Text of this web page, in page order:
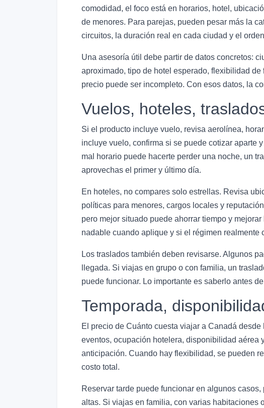
comodidad, el foco está en horarios, hotel,
de menores. Para parejas, pueden pesar más la
circuitos, la duración real en cada ciudad y el
Una asesoría útil debe partir de datos concretos:
aproximado, tipo de hotel esperado, flexibilidad
precio puede ser incompleto. Con esos datos, la
Vuelos, hoteles,
Si el producto incluye vuelo, revisa aerolínea,
incluye vuelo, confirma si se puede cotizar aparte
mal horario puede hacerte perder una noche, un
aprovechas el primer y último día.
En hoteles, no compares solo estrellas. Revisa
políticas para menores, cargos locales y
pero mejor situado puede ahorrar tiempo y
nadable cuando aplique y si el régimen realmente
Los traslados también deben revisarse. Algunos
llegada. Si viajas en grupo o con familia, un
puede funcionar. Lo importante es saberlo antes
Temporada,
El precio de Cuánto cuesta viajar a Canadá
eventos, ocupación hotelera, disponibilidad aérea
anticipación. Cuando hay flexibilidad, se pueden
costo total.
Reservar tarde puede funcionar en algunos
altas. Si viajas en familia, con varias habitaciones